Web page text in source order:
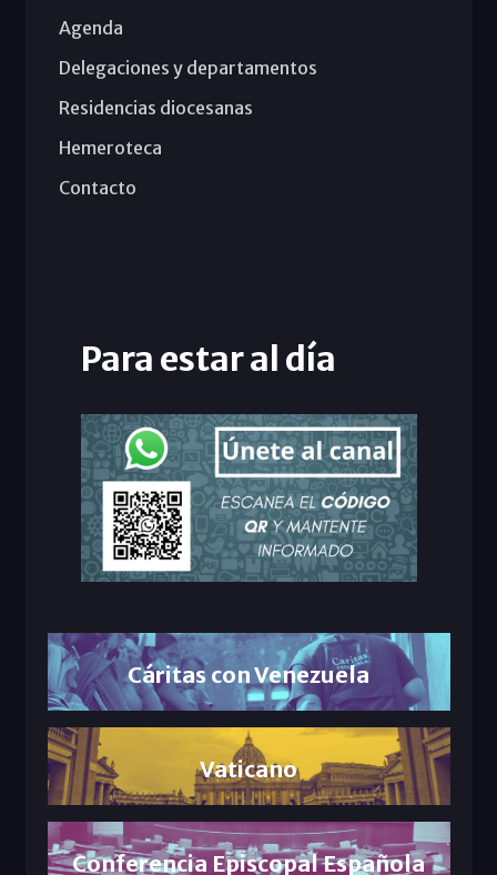
Agenda
Delegaciones y departamentos
Residencias diocesanas
Hemeroteca
Contacto
Para estar al día
Cáritas con Venezuela
Vaticano
Conferencia Episcopal Española